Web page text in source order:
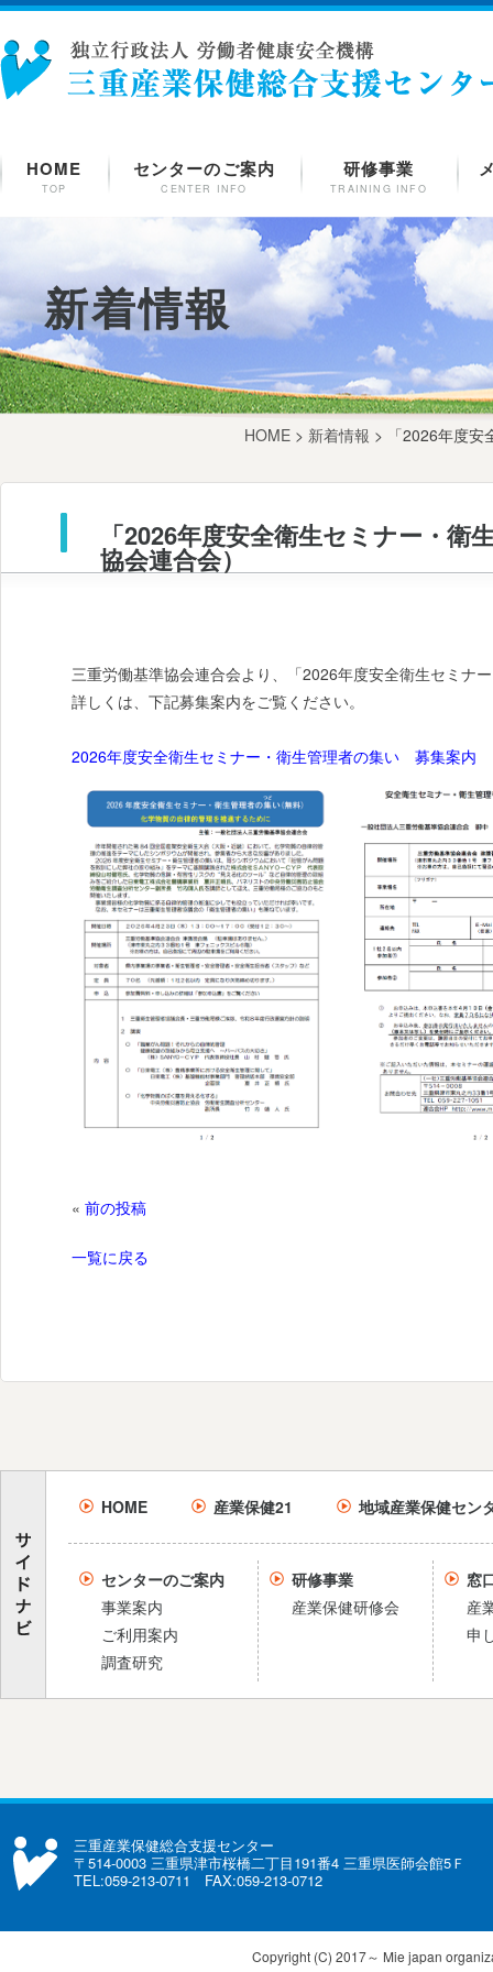
HOME
TOP
センターのご案内
CENTER INFO
研修事業
TRAINING INFO
新着情報
HOME > 新着情報 > 「2026年度安
「2026年度安全衛生セミナー・
協会連合会）
三重労働基準協会連合会より、「2026年度安全衛生セミナ
詳しくは、下記募集案内をご覧ください。
2026年度安全衛生セミナー・衛生管理者の集い 募集案内
« 前の投稿
一覧に戻る
HOME 産業保健21 地域産業保健セン
センターのご案内
事業案内
ご利用案内
調査研究
研修事業
産業保健研修会
窓
産
申
三重産業保健総合支援センター
〒514-0003 三重県津市桜橋二丁目191番4 三重県医師会館5Ｆ
TEL:059-213-0711 FAX:059-213-0712
Copyright (C) 2017～ Mie japan